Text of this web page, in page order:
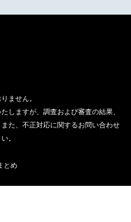
ません。
しますが、調査および審査の結果、
た、不正対応に関するお問い合わせ
。
とめ